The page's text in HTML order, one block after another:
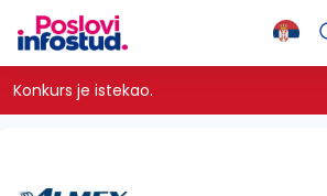
Konkurs je istekao.